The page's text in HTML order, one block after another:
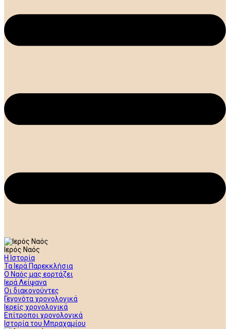
Ιερός Ναός
Η Ιστορία
Τα Ιερά Παρεκκλήσια
Ο Ναός μας εορτάζει
Ιερά Λείψανα
Οι διακονούντες
Γεγονότα χρονολογικά
Ιερείς χρονολογικά
Επίτροποι χρονολογικά
Ιστορία του Μπραχαμίου